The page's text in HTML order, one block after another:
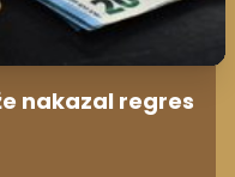
nakazal regres